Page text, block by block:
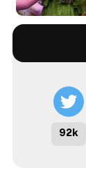
92k